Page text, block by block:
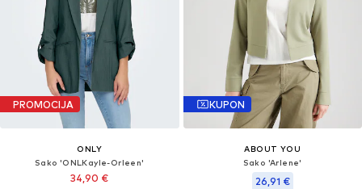
PROMOCIJA
ONLY
Sako 'ONLKayle-Orleen'
34,90 €
KUPON
ABOUT YOU
Sako 'Arlene'
26,91 €